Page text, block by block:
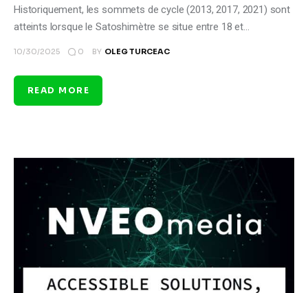
Historiquement, les sommets de cycle (2013, 2017, 2021) sont
atteints lorsque le Satoshimètre se situe entre 18 et…
10/30/2025 0 BY OLEG TURCEAC
READ MORE